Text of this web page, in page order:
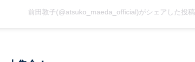
前田敦子(@atsuko_maeda_official)がシェアした投稿